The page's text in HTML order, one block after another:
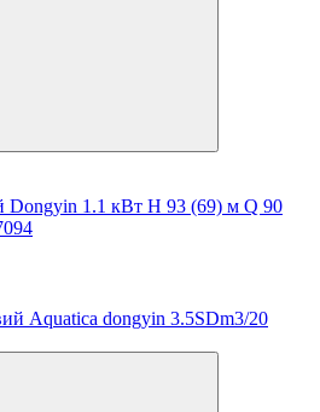
Dongyin 1.1 кВт H 93 (69) м Q 90